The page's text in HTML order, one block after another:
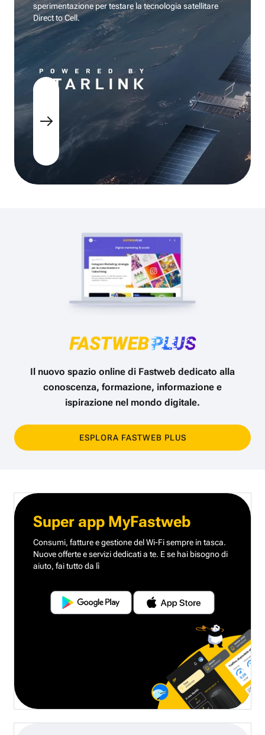
sperimentazione per testare la tecnologia satellitare
Direct to Cell.
Il nuovo spazio online di Fastweb dedicato alla
conoscenza, formazione, informazione e
ispirazione nel mondo digitale.
ESPLORA FASTWEB PLUS
Super app MyFastweb
Consumi, fatture e gestione del Wi-Fi sempre in tasca.
Nuove offerte e servizi dedicati a te. E se hai bisogno di
aiuto, fai tutto da lì